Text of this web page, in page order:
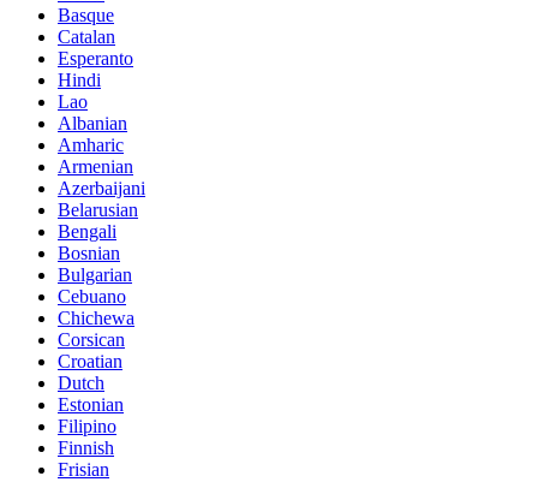
Basque
Catalan
Esperanto
Hindi
Lao
Albanian
Amharic
Armenian
Azerbaijani
Belarusian
Bengali
Bosnian
Bulgarian
Cebuano
Chichewa
Corsican
Croatian
Dutch
Estonian
Filipino
Finnish
Frisian